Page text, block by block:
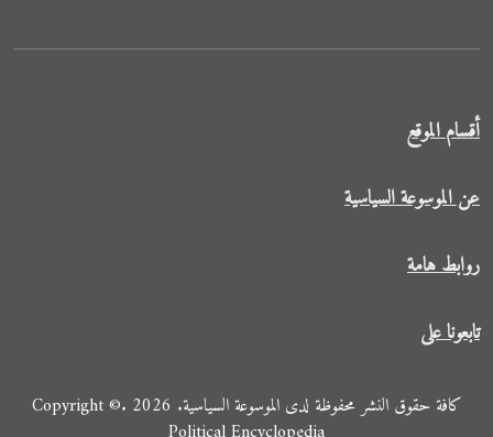
أقسام الموقع
عن الموسوعة السياسية
روابط هامة
تابعونا على
كافة حقوق النشر محفوظة لدى الموسوعة السياسية. 2026 .Copyright ©